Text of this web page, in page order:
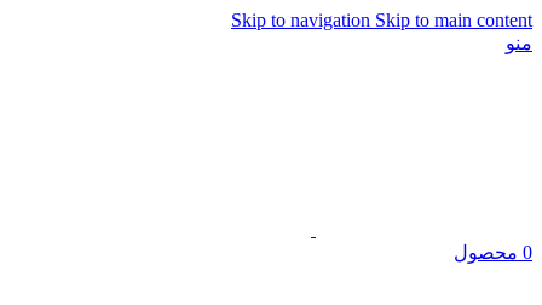
Skip to navigation Skip to main content
منو
0 محصول